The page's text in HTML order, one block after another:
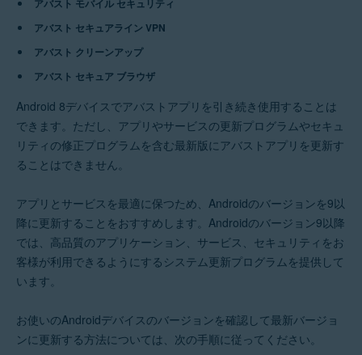
アバスト セキュア ブラウザ プロ8.x Android版
アバスト セキュア ブラウザ8.x Android版
オペレーティング システム:
Google Android 9.0（Pie、API 28）以降
アバスト モバイル セキュリティ
アバスト セキュアライン VPN
アバスト クリーンアップ
アバスト セキュア ブラウザ
Android 8デバイスでアバストアプリを引き続き使用することは
できます。ただし、アプリやサービスの更新プログラムやセキュ
リティの修正プログラムを含む最新版にアバストアプリを更新す
ることはできません。
アプリとサービスを最適に保つため、Androidのバージョンを9以
降に更新することをおすすめします。Androidのバージョン9以降
では、高品質のアプリケーション、サービス、セキュリティをお
客様が利用できるようにするシステム更新プログラムを提供して
います。
お使いのAndroidデバイスのバージョンを確認して最新バージョ
ンに更新する方法については、次の手順に従ってください。